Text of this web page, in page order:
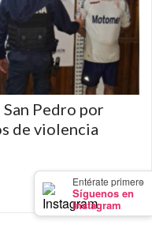
×
Entérate primero
Síguenos en
Instagram
Pedro por
de violencia